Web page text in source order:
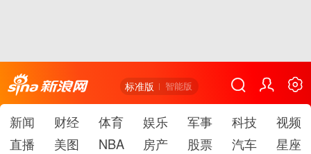
标准版 智能版
新闻 财经 体育 娱乐 军事 科技
视频
直播
美图 NBA 房产 股票 汽车
星座